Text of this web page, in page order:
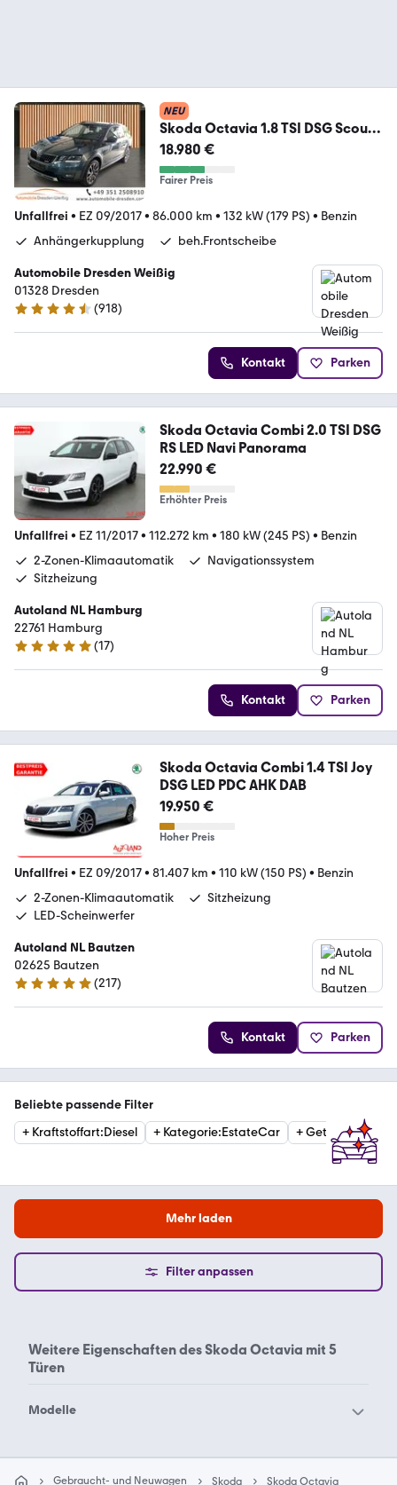
NEU
Skoda Octavia 1.8 TSI DSG Scout
4x4*LED*Navi*DAB
18.980 €
Fairer Preis
Unfallfrei • EZ 09/2017• 86.000 km • 132 kW (179 PS) • Benzin
Anhängerkupplung
beh.Frontscheibe
Automobile Dresden Weißig
01328 Dresden
4.4 Sterne
(918)
Kontakt Parken
Skoda Octavia Combi 2.0 TSI DSG
RS LED Navi Panorama
22.990 €
Erhöhter Preis
Unfallfrei • EZ 11/2017• 112.272 km • 180 kW (245 PS) • Benzin
2-Zonen-Klimaautomatik
Navigationssystem
Sitzheizung
Autoland NL Hamburg
22761 Hamburg
4.9 Sterne
(17)
Kontakt Parken
Skoda Octavia Combi 1.4 TSI Joy
DSG LED PDC AHK DAB
19.950 €
Hoher Preis
Unfallfrei • EZ 09/2017• 81.407 km • 110 kW (150 PS) • Benzin
2-Zonen-Klimaautomatik
Sitzheizung
LED-Scheinwerfer
Autoland NL Bautzen
02625 Bautzen
4.8 Sterne
(217)
Kontakt Parken
Beliebte passende Filter
+ Kraftstoffart:Diesel + Kategorie:EstateCar +Getriebe:
Mehr laden
Filter anpassen
Weitere Eigenschaften desSkoda Octavia mit 5
Türen
Modelle
Gebraucht- und Neuwagen Skoda Skoda Octavia